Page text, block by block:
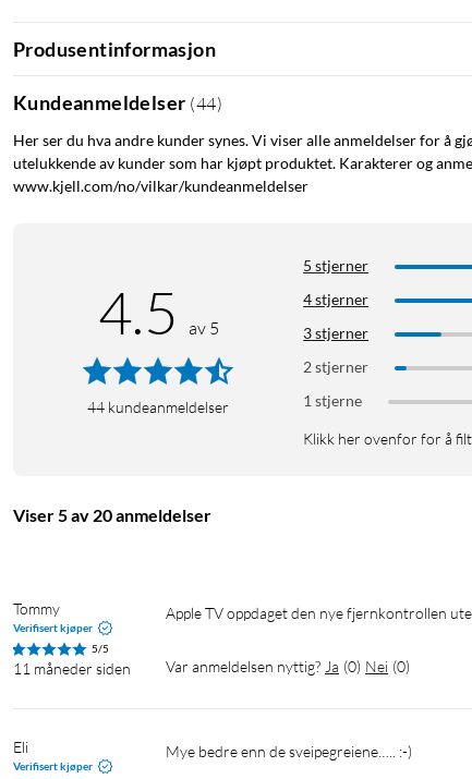
Produsentinformasjon
Kundeanmeldelser (44)
Her ser du hva andre kunder synes. Vi viser alle anmeldelser for å
utelukkende av kunder som har kjøpt produktet. Karakterer og
www.kjell.com/no/vilkar/kundeanmeldelser
4.5 av 5
44 kundeanmeldelser
5 stjerner
4 stjerner
3 stjerner
2 stjerner
1 stjerne
Klikk her ovenfor for å
Viser 5 av 20 anmeldelser
Tommy
Verifisert kjøper
5/5
11 måneder siden
Apple TV oppdaget den nye fjernkontrollen
Var anmeldelsen nyttig? Ja (0) Nei (0)
Eli
Verifisert kjøper
Mye bedre enn de sveipegreiene….. :-)